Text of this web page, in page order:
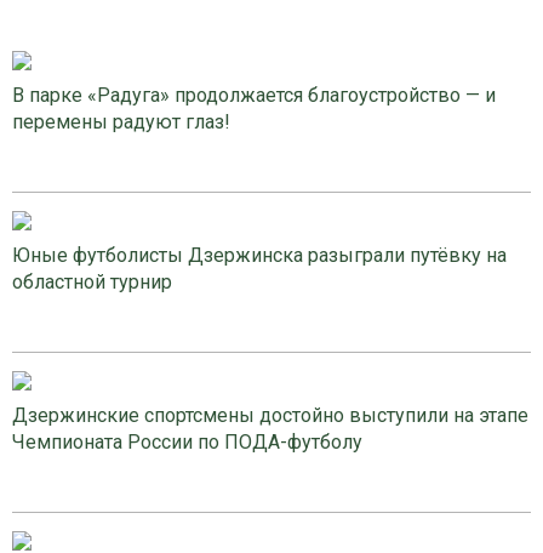
В парке «Радуга» продолжается благоустройство — и
перемены радуют глаз!
Юные футболисты Дзержинска разыграли путёвку на
областной турнир
Дзержинские спортсмены достойно выступили на этапе
Чемпионата России по ПОДА-футболу